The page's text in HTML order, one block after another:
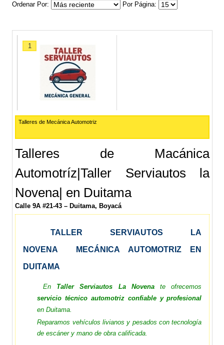
Ordenar Por Por Página
1
Talleres de Mecánica Automotriz
Talleres de Macánica
Automotríz|Taller Serviautos la
Novena| en Duitama
Calle 9A #21-43 – Duitama, Boyacá
TALLER SERVIAUTOS LA
NOVENA MECÁNICA AUTOMOTRIZ EN
DUITAMA
En Taller Serviautos La Novenate ofrecemos
servicio técnico automotriz confiable y profesional
en Duitama.
Reparamos vehículos livianos y pesados con tecnología
de escáner y mano de obra calificada.